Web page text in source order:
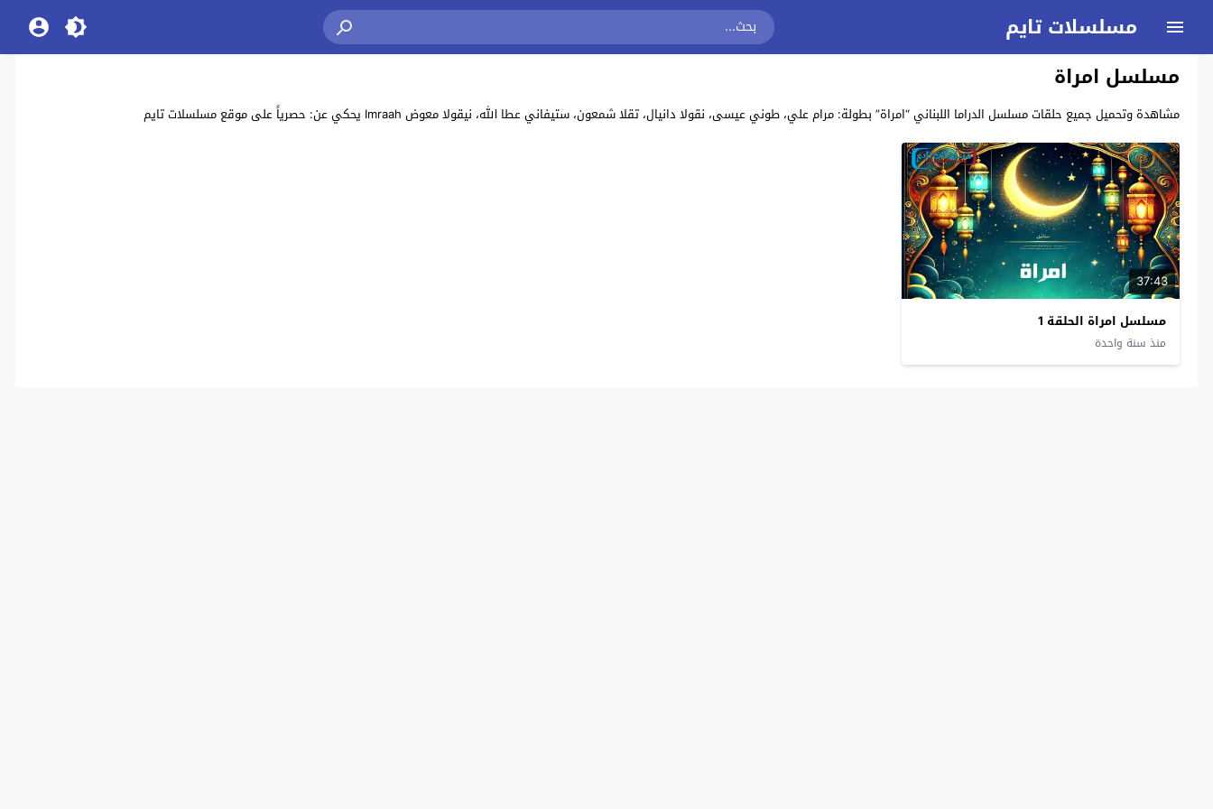
مسلسلات تايم
مسلسل امراة
مشاهدة وتحميل جميع حلقات مسلسل الدراما اللبناني “امراة” بطولة: مرام علي، طوني عيسى، نقولا دانيال، تقلا شمعون، ستيفاني عطا الله، نيقولا معوض Imraah يحكي عن: حصرياً على موقع مسلسلات تايم
37:43
مسلسل امراة الحلقة 1
منذ سنة واحدة